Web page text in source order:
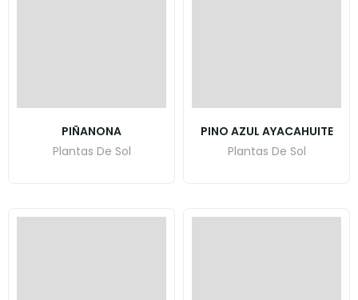
PIÑANONA
Plantas De Sol
PINO AZUL AYACAHUITE
Plantas De Sol